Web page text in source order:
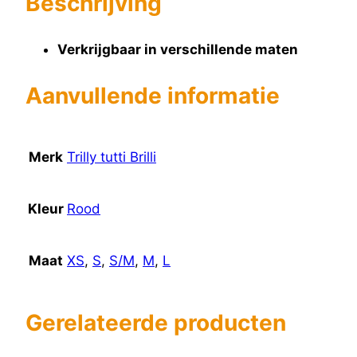
Verkrijgbaar in verschillende maten
Aanvullende informatie
Merk Trilly tutti Brilli
Kleur Rood
Maat XS, S, S/M, M, L
Gerelateerde producten